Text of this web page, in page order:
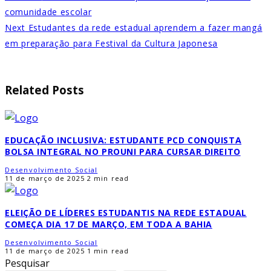
comunidade escolar
Next Estudantes da rede estadual aprendem a fazer mangá
em preparação para Festival da Cultura Japonesa
Related Posts
EDUCAÇÃO INCLUSIVA: ESTUDANTE PCD CONQUISTA
BOLSA INTEGRAL NO PROUNI PARA CURSAR DIREITO
Desenvolvimento Social
11 de março de 2025 2 min read
ELEIÇÃO DE LÍDERES ESTUDANTIS NA REDE ESTADUAL
COMEÇA DIA 17 DE MARÇO, EM TODA A BAHIA
Desenvolvimento Social
11 de março de 2025 1 min read
Pesquisar